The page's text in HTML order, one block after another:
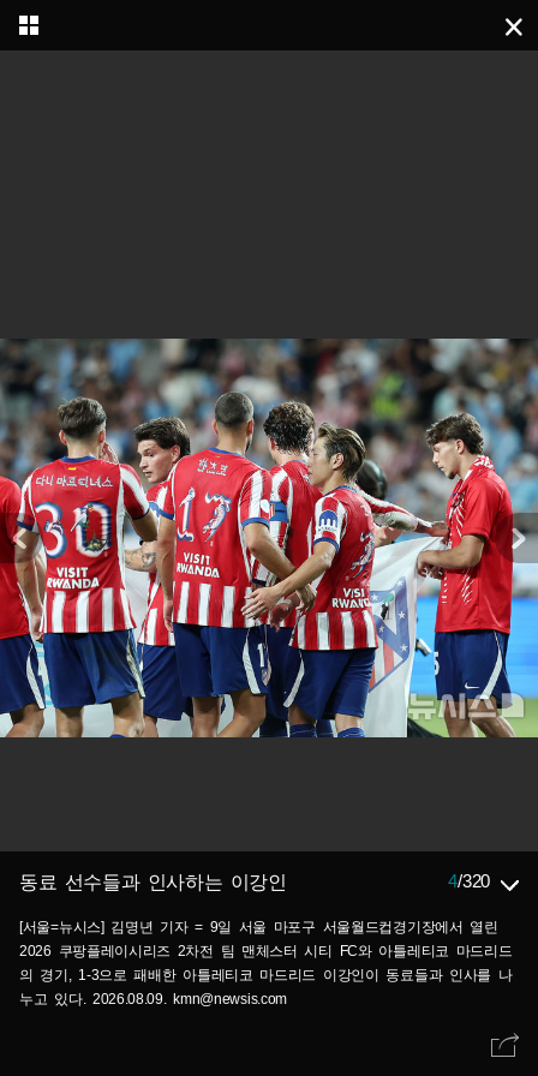
동료 선수들과 인사하는 이강인 4/320
[서울=뉴시스] 김명년 기자 = 9일 서울 마포구 서울월드컵경기장에서 열린
2026 쿠팡플레이시리즈 2차전 팀 맨체스터 시티 FC와 아틀레티코 마드리드
의 경기, 1-3으로 패배한 아틀레티코 마드리드 이강인이 동료들과 인사를 나
누고 있다. 2026.08.09. kmn@newsis.com